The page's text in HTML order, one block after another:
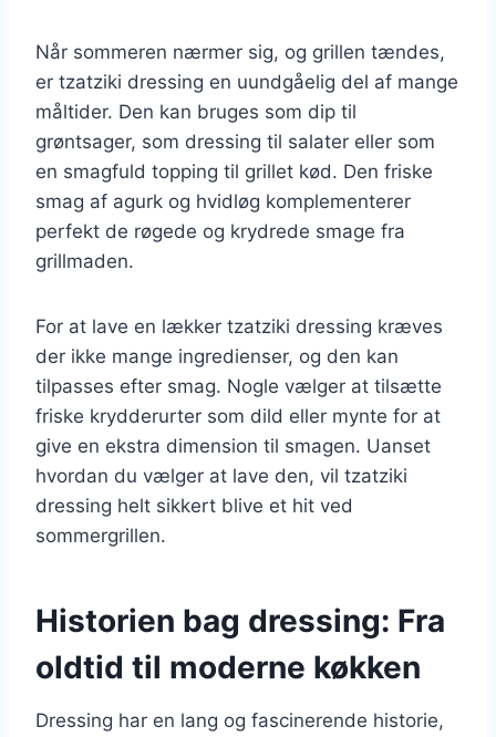
Når sommeren nærmer sig, og grillen tændes,
er tzatziki dressing en uundgåelig del af mange
måltider. Den kan bruges som dip til
grøntsager, som dressing til salater eller som
en smagfuld topping til grillet kød. Den friske
smag af agurk og hvidløg komplementerer
perfekt de røgede og krydrede smage fra
grillmaden.
For at lave en lækker tzatziki dressing kræves
der ikke mange ingredienser, og den kan
tilpasses efter smag. Nogle vælger at tilsætte
friske krydderurter som dild eller mynte for at
give en ekstra dimension til smagen. Uanset
hvordan du vælger at lave den, vil tzatziki
dressing helt sikkert blive et hit ved
sommergrillen.
Historien bag dressing: Fra
oldtid til moderne køkken
Dressing har en lang og fascinerende historie,